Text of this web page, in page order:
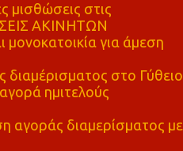
μισθώσεις στις
ΑΚΙΝΗΤΩΝ
μονοκατοικία για άμεση
στο Γύθειο
ημιτελούς
αγοράς διαμερίσματος με